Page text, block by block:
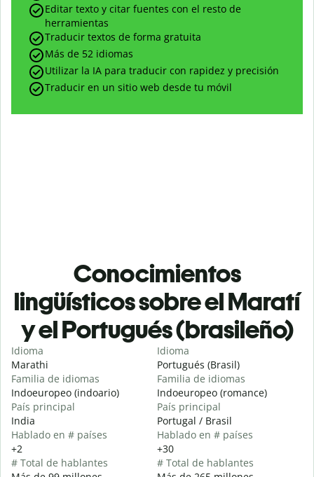
Editar texto y citar fuentes con el resto de
herramientas
Traducir textos de forma gratuita
Más de 52 idiomas
Utilizar la IA para traducir con rapidez y precisión
Traducir en un sitio web desde tu móvil
Conocimientos
lingüísticos sobre el Maratí
y el Portugués (brasileño)
Idioma
Marathi
Familia de idiomas
Indoeuropeo (indoario)
País principal
India
Hablado en # países
+2
# Total de hablantes
Idioma
Portugués (Brasil)
Familia de idiomas
Indoeuropeo (romance)
País principal
Portugal / Brasil
Hablado en # países
+30
# Total de hablantes